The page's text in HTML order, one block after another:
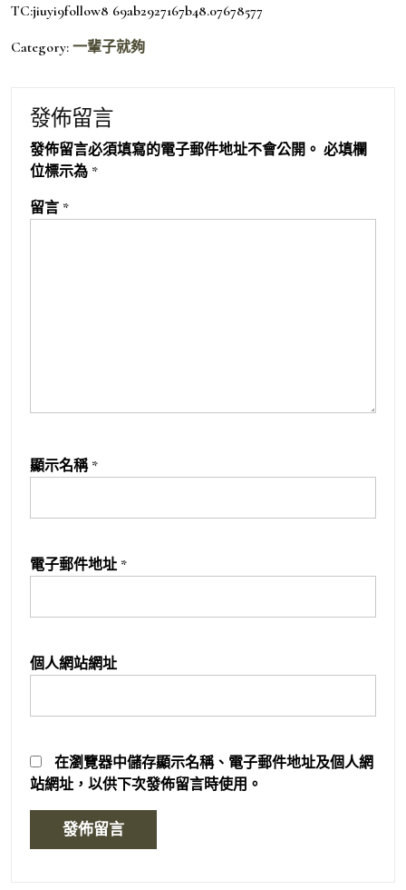
TC:jiuyi9follow8 69ab2927167b48.07678577
Category: 一輩子就夠
發佈留言
發佈留言必須填寫的電子郵件地址不會公開。 必填欄
位標示為 *
留言 *
顯示名稱 *
電子郵件地址 *
個人網站網址
在瀏覽器中儲存顯示名稱、電子郵件地址及個人網
站網址，以供下次發佈留言時使用。